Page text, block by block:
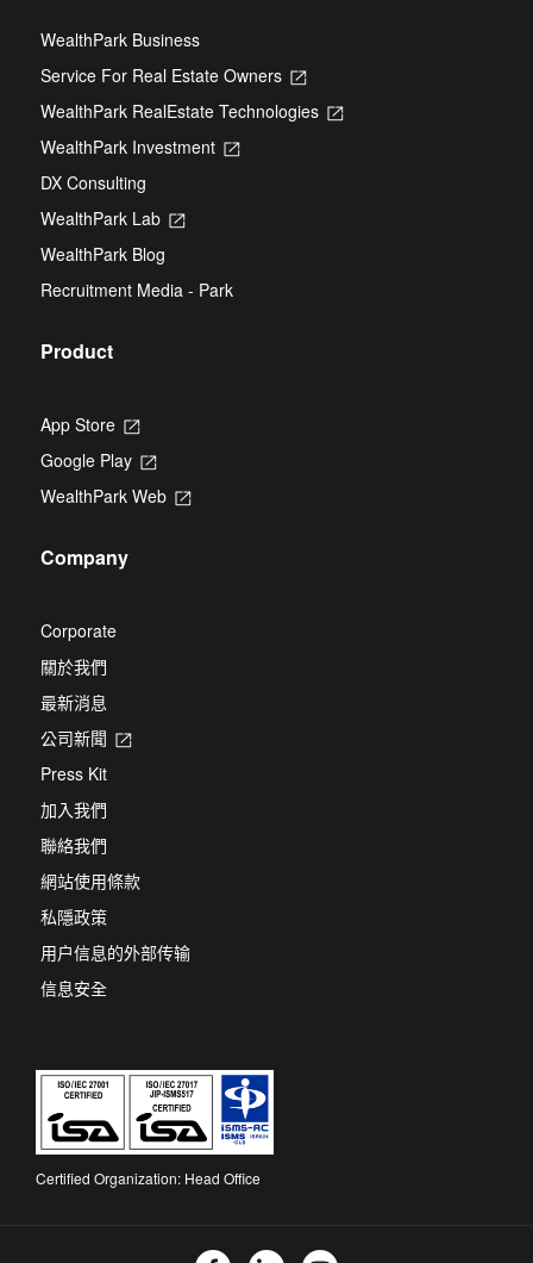
WealthPark Business
Service For Real Estate Owners
Opens
a
WealthPark RealEstate Technologies
Opens
WealthPark Investment
Opens
DX Consulting
WealthPark Lab
Opens
new
tab
WealthPark Blog
Recruitment Media - Park
Product
App Store
Opens
a
new
tab
Google Play
Opens
a
WealthPark Web
Opens
Company
Corporate
關於我們
最新消息
公司新聞
Opens
Press Kit
加入我們
聯絡我們
網站使用條款
私隱政策
用户信息的外部传输
信息安全
Certified Organization: Head Office